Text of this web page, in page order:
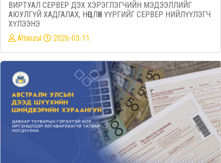
ВИРТУАЛ СЕРВЕР ДЭХ ХЭРЭГЛЭГЧИЙН МЭДЭЭЛЛИЙГ
АЮУЛГҮЙ ХАДГАЛАХ, НӨӨЦЛӨХ ҮҮРГИЙГ СЕРВЕР НИЙЛҮҮЛЭГЧ
ХҮЛЭЭНЭ
Altanzul
2026-03-11